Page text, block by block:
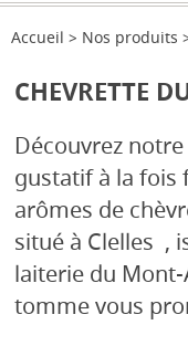
Accueil Nos produits
CHEVRETTE
Découvrez
gustatif à la fois
arômes de
situé à Clelles ,
laiterie du
tomme vous